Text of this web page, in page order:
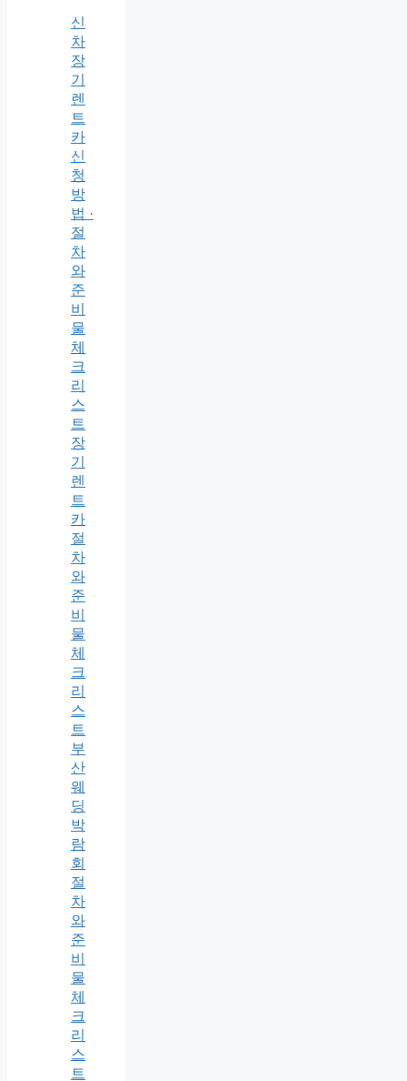
신
차
장
기
렌
트
카
신
청
방
법 ·
절
차
와
준
비
물
체
크
리
스
트
장
기
렌
트
카
절
차
와
준
비
물
체
크
리
스
트
부
산
웨
딩
박
람
회
절
차
와
준
비
물
체
크
리
스
트